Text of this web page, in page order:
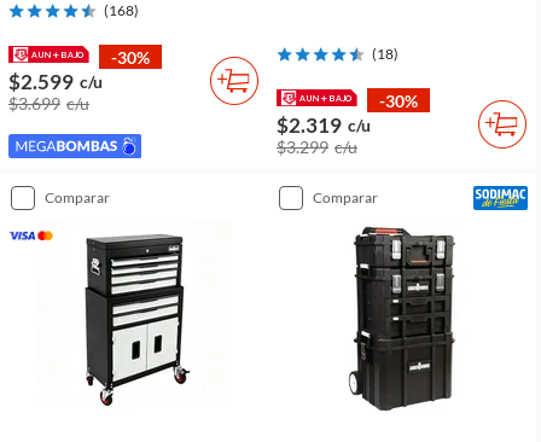
(168)
-30%
$2.599 c/u
$3.699 c/u
(18)
-30%
$2.319 c/u
$3.299 c/u
comparar comparar